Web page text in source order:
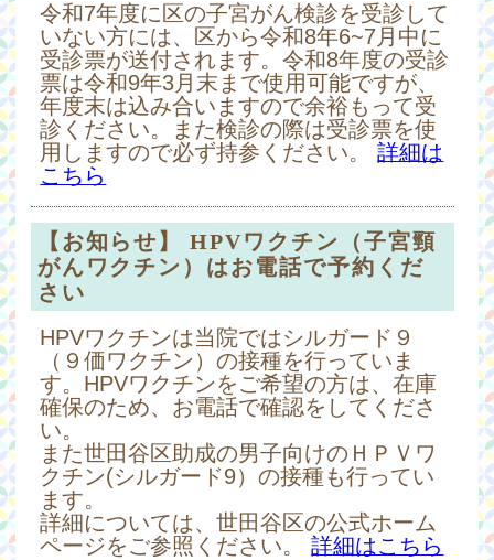
令和7年度に区の子宮がん検診を受診して
いない方には、区から令和8年6~7月中に
受診票が送付されます。令和8年度の受診
票は令和9年3月末まで使用可能ですが、
年度末は込み合いますので余裕もって受
診ください。また検診の際は受診票を使
用しますので必ず持参ください。詳細は
こちら
【お知らせ】 HPVワクチン（子宮頸
がんワクチン）はお電話で予約くだ
さい
HPVワクチンは当院ではシルガード９
（９価ワクチン）の接種を行っていま
す。HPVワクチンをご希望の方は、在庫
確保のため、お電話で確認をしてくださ
い。
また世田谷区助成の男子向けのＨＰＶワ
クチン(シルガード9）の接種も行ってい
ます。
詳細については、世田谷区の公式ホーム
ページをご参照ください。詳細はこちら